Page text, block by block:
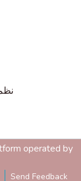
operated by
Send Feedback